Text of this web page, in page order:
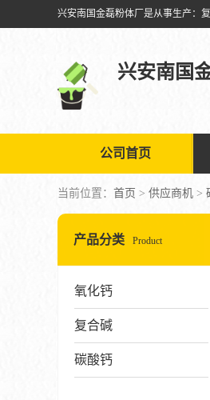
兴安南国
公司首页
当前位置： 首页 > 供应商机 >
产品分类 Product
氧化钙
复合碱
碳酸钙